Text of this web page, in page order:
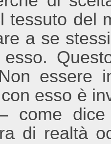
tessuto del
a se
esso.
essere
con esso è
come
di realtà